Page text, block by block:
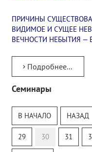
ПРИЧИНЫ
ВИДИМОЕ И СУЩЕЕ
ВЕЧНОСТИ НЕБЫТИЯ —
Подробнее...
Семинары
Теософский Квизи
Тайная Доктрина
Онлайн-класс
В НАЧАЛО НАЗАД
29 30 31